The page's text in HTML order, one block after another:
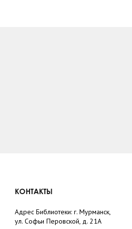
КОНТАКТЫ
Адрес Библиотеки: г. Мурманск,
ул. Софьи Перовской, д. 21А